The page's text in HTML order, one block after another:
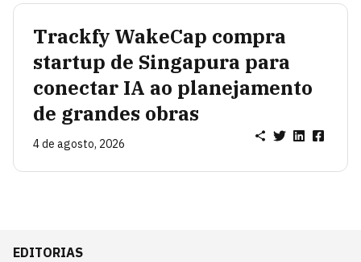
Trackfy WakeCap compra
startup de Singapura para
conectar IA ao planejamento
de grandes obras
4 de agosto, 2026
EDITORIAS